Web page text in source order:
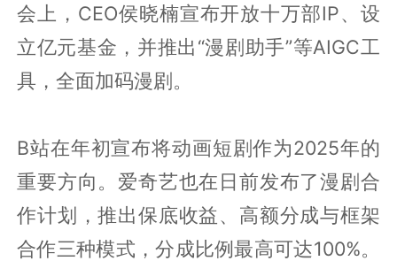
会上，CEO侯晓楠宣布开放十万部IP、设
立亿元基金，并推出“漫剧助手”等AIGC工
具，全面加码漫剧。
B站在年初宣布将动画短剧作为2025年的
重要方向。爱奇艺也在日前发布了漫剧合
作计划，推出保底收益、高额分成与框架
合作三种模式，分成比例最高可达100%。